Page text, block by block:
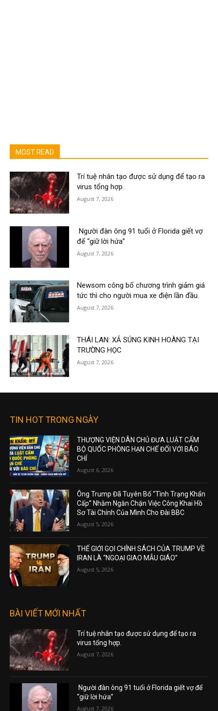
MOST READ
Trí tuệ nhân tạo được sử dụng để tạo ra
virus tổng hợp.
August 7, 2026
Người đàn ông 91 tuổi ở Florida giết vợ
để “giữ lời hứa”
August 7, 2026
Newsom công bố chương trình giảm giá
tức thì cho người mua xe điện lần đầu.
August 7, 2026
THÁI LAN: XẢ SÚNG KINH HOÀNG TẠI
TRƯỜNG HỌC
August 7, 2026
TIN HOT TRONG NGÀY
THƯỢNG VIỆN DÂN CHỦ ĐƯA LUẬT CẤM
BỘ QUỐC PHÒNG HẠN CHẾ ĐỐI VỚI BÁO
CHÍ
August 6, 2026
Ông Trump Đã Tuyên Bố “Tình Trạng Khẩn
Cấp” Nhằm Ngăn Chặn Việc Công Khai Hồ
Sơ Tài Chính Của Mình Cho Đài BBC
August 5, 2026
THẾ GIỚI GỌI CHÍNH SÁCH CỦA TRUMP VỀ
IRAN LÀ “NGOẠI GIAO MẪU GIÁO”
August 5, 2026
BÀI VIẾT MỚI NHẤT
Trí tuệ nhân tạo được sử dụng để tạo ra
virus tổng hợp.
August 7, 2026
Người đàn ông 91 tuổi ở Florida giết vợ để
“giữ lời hứa”
August 7, 2026